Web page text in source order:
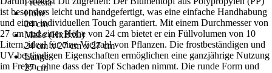
Freesia
Höhe
24 cm
Maße (HxBxL)
24 cm x 27 cm x 27 cm
Länge
27 cm
ist besonders leicht und handgefertigt, was eine einfache Handhabung
und einen individuellen Touch garantiert. Mit einem Durchmesser von
27 cm und einer Höhe von 24 cm bietet er ein Füllvolumen von 10
Litern, ideal für eine Vielzahl von Pflanzen. Die frostbeständigen und
UV-beständigen Eigenschaften ermöglichen eine ganzjährige Nutzung
im Freien, ohne dass der Topf Schaden nimmt. Die runde Form und